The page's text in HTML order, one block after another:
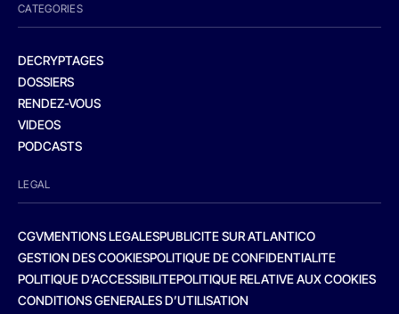
CATEGORIES
DECRYPTAGES
DOSSIERS
RENDEZ-VOUS
VIDEOS
PODCASTS
LEGAL
CGVMENTIONS LEGALESPUBLICITE SUR ATLANTICO
GESTION DES COOKIESPOLITIQUE DE CONFIDENTIALITE
POLITIQUE D’ACCESSIBILITEPOLITIQUE RELATIVE AUX COOKIES
CONDITIONS GENERALES D’UTILISATION